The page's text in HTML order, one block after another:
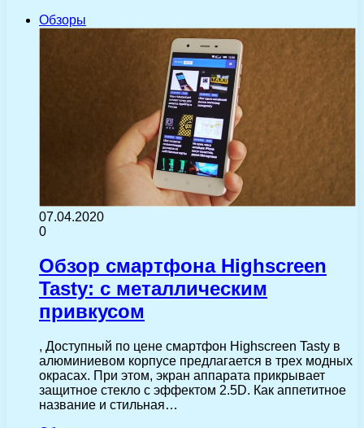
Обзоры
07.04.2020
0
Обзор смартфона Highscreen
Tasty: с металлическим
привкусом
, Доступный по цене смартфон Highscreen Tasty в
алюминиевом корпусе предлагается в трех модных
окрасах. При этом, экран аппарата прикрывает
защитное стекло с эффектом 2.5D. Как аппетитное
название и стильная…